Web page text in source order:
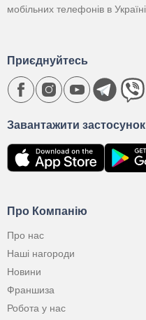
мобільних телефонів в Україні
Про Компанію
Про нас
Наші нагороди
Новини
Франшиза
Робота у нас
Завантажити застосунок
Приєднуйтесь